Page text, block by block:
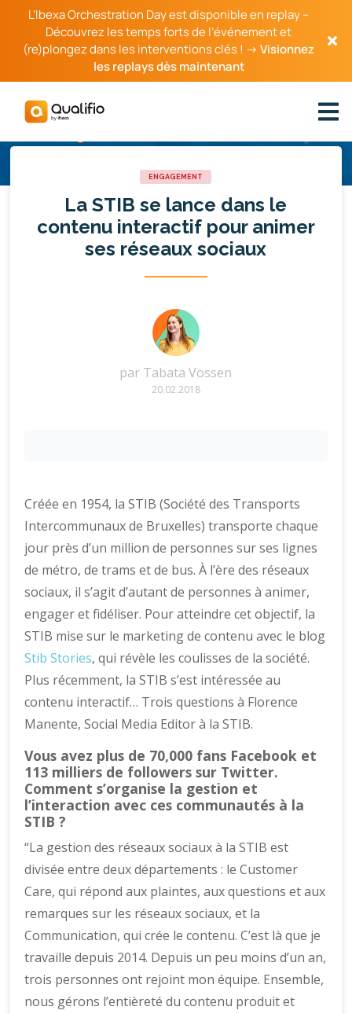
L’Ibexa Orchestration Day est disponible en replay –
Découvrez les temps forts de l’événement et
(re)plongez dans les interventions clés ! →Visionnez
les replays dès maintenant
ENGAGEMENT
La STIB se lance dans le
contenu interactif pour animer
ses réseaux sociaux
par Tabata Vossen
20.02.2018
Créée en 1954, la STIB (Société des Transports
Intercommunaux de Bruxelles) transporte chaque
jour près d’un million de personnes sur ses lignes
de métro, de trams et de bus. À l’ère des réseaux
sociaux, il s’agit d’autant de personnes à animer,
engager et fidéliser. Pour atteindre cet objectif, la
STIB mise sur le marketing de contenu avec le blog
Stib Stories, qui révèle les coulisses de la société.
Plus récemment, la STIB s’est intéressée au
contenu interactif… Trois questions à Florence
Manente, Social Media Editor à la STIB.
Vous avez plus de 70,000 fans Facebook et
113 milliers de followers sur Twitter.
Comment s’organise la gestion et
l’interaction avec ces communautés à la
STIB ?
“La gestion des réseaux sociaux à la STIB est
divisée entre deux départements : le Customer
Care, qui répond aux plaintes, aux questions et aux
remarques sur les réseaux sociaux, et la
Communication, qui crée le contenu. C’est là que je
travaille depuis 2014. Depuis un peu moins d’un an,
trois personnes ont rejoint mon équipe. Ensemble,
nous gérons l’entièreté du contenu produit et